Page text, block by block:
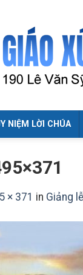
NIỆM LỜI CHÚA
× 371 in Giảng